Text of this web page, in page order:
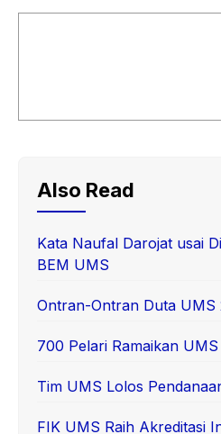
Also Read
Kata Naufal Darojat usai
BEM UMS
Ontran-Ontran Duta UMS
700 Pelari Ramaikan
Tim UMS Lolos
FIK UMS Raih Akreditasi